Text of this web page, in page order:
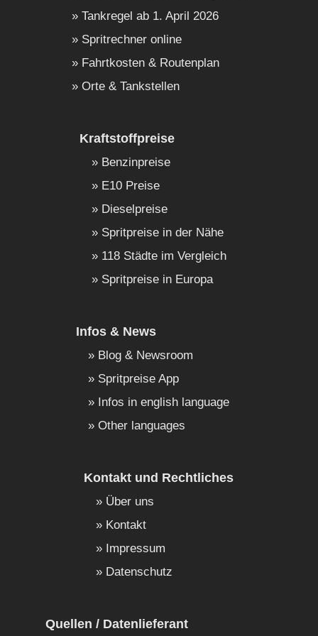
Tankregel ab 1. April 2026
Spritrechner online
Fahrtkosten & Routenplan
Orte & Tankstellen
Kraftstoffpreise
Benzinpreise
E10 Preise
Dieselpreise
Spritpreise in der Nähe
118 Städte im Vergleich
Spritpreise in Europa
Infos & News
Blog & Newsroom
Spritpreise App
Infos in english language
Other languages
Kontakt und Rechtliches
Über uns
Kontakt
Impressum
Datenschutz
Quellen / Datenlieferant